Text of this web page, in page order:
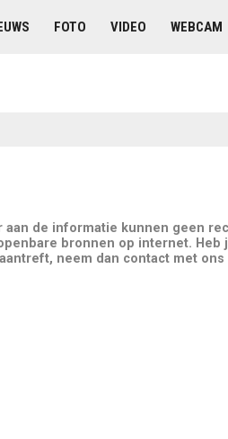
FOTO VIDEO WEBCAM
de informatie kunnen geen
bronnen op internet. Heb
neem dan contact met ons